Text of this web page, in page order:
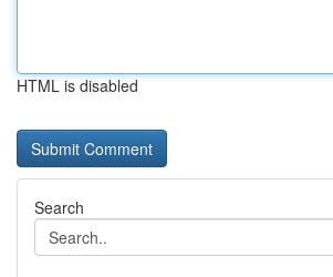
HTML is disabled
Search